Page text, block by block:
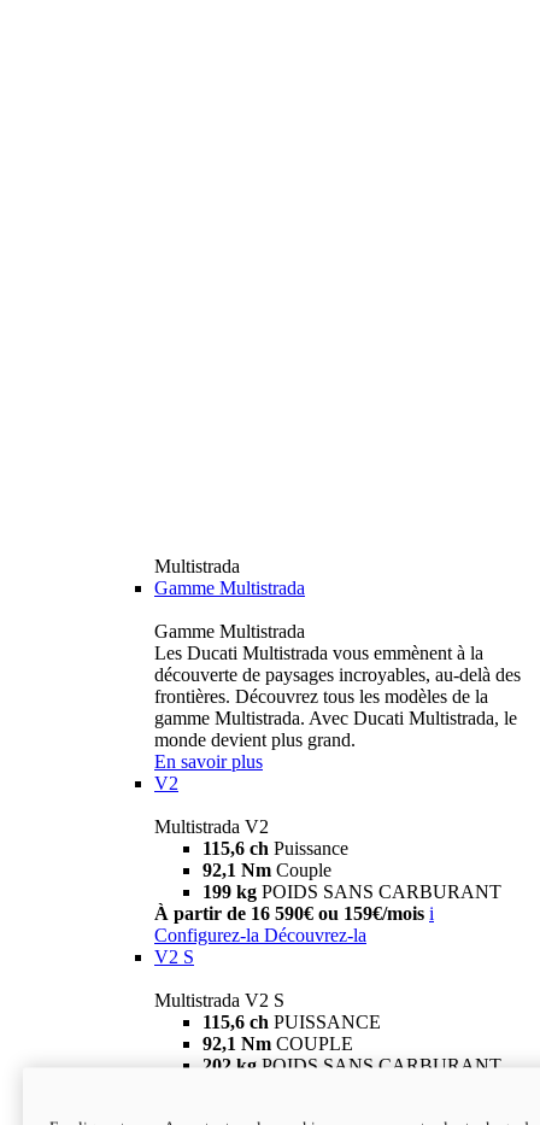
Multistrada
Gamme Multistrada
Gamme Multistrada
Les Ducati Multistrada vous emmènent à la
découverte de paysages incroyables, au-delà des
frontières. Découvrez tous les modèles de la
gamme Multistrada. Avec Ducati Multistrada, le
monde devient plus grand.
En savoir plus
V2
Multistrada V2
115,6 ch Puissance
92,1 Nm Couple
199 kg POIDS SANS CARBURANT
À partir de 16 590€ ou 159€/mois i
Configurez-la Découvrez-la
V2 S
Multistrada V2 S
115,6 ch PUISSANCE
92,1 Nm COUPLE
202 kg POIDS SANS CARBURANT